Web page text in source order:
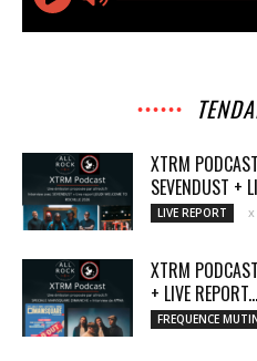
XTRM
SEVENDUST +
LIVE REPORT
XTRM
+ LIVE REPORT...
FREQUENCE